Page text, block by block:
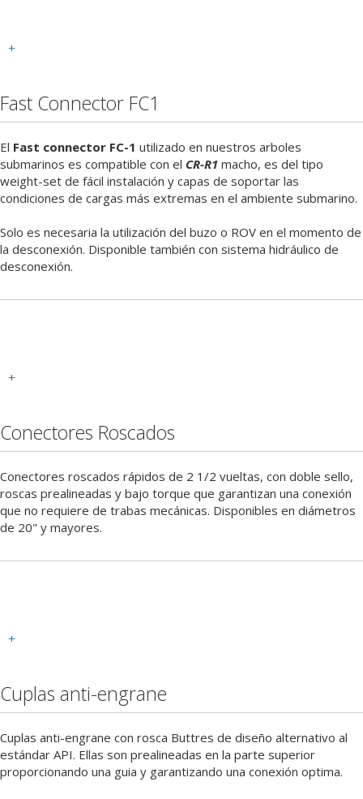
+
Fast Connector FC1
El Fast connector FC-1 utilizado en nuestros arboles
submarinos es compatible con el CR-R1 macho, es del tipo
weight-set de fácil instalación y capas de soportar las
condiciones de cargas más extremas en el ambiente submarino.
Solo es necesaria la utilización del buzo o ROV en el momento de
la desconexión. Disponible también con sistema hidráulico de
desconexión.
+
Conectores Roscados
Conectores roscados rápidos de 2 1/2 vueltas, con doble sello,
roscas prealineadas y bajo torque que garantizan una conexión
que no requiere de trabas mecánicas. Disponibles en diámetros
de 20" y mayores.
+
Cuplas anti-engrane
Cuplas anti-engrane con rosca Buttres de diseño alternativo al
estándar API. Ellas son prealineadas en la parte superior
proporcionando una guia y garantizando una conexión optima.